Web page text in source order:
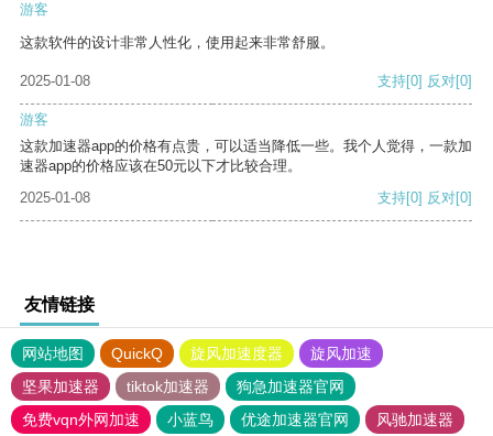
游客
这款软件的设计非常人性化，使用起来非常舒服。
2025-01-08 支持[0] 反对[0]
游客
这款加速器app的价格有点贵，可以适当降低一些。我个人觉得，一款加
速器app的价格应该在50元以下才比较合理。
2025-01-08
支持[0] 反对[0]
友情链接
网站地图 QuickQ 旋风加速度器
旋风加速
坚果加速器
tiktok加速器
狗急加速器官网
免费vqn外网加速
小蓝鸟 优途加速器官网
风驰加速器